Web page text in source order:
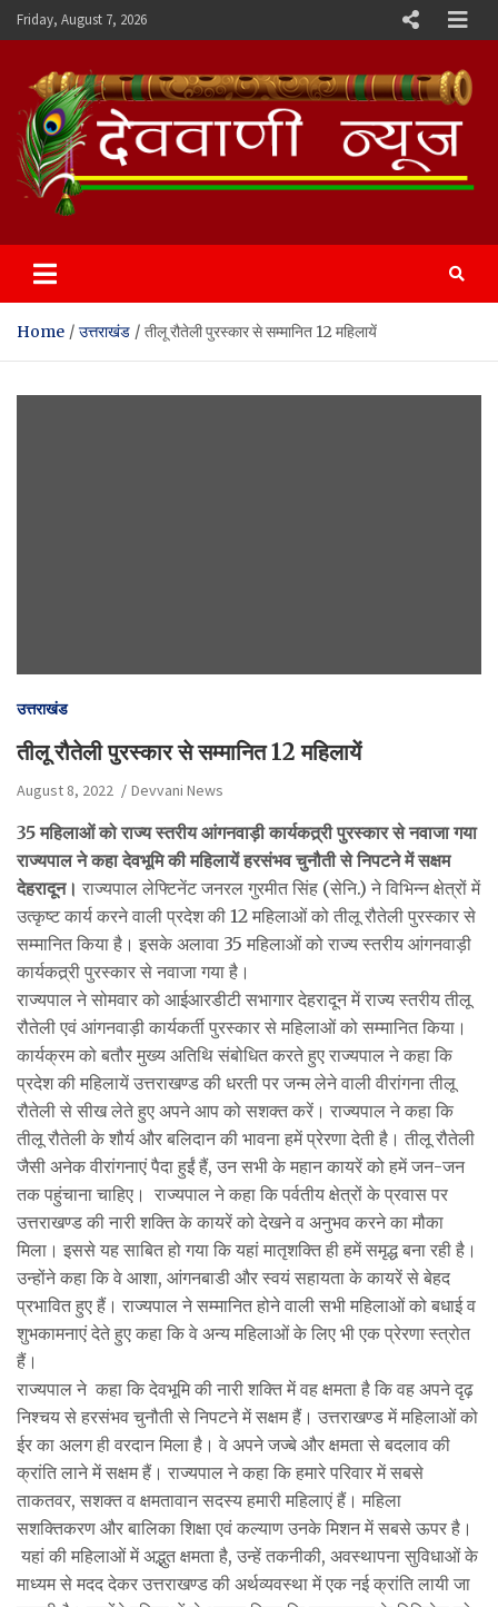
Skip
to
Friday, August 7, 2026
Devvani News Portal
Home उत्तराखंड तीलू रौतेली पुरस्कार से सम्मानित 12 महिलायें
उत्तराखंड
तीलू रौतेली पुरस्कार से सम्मानित 12 महिलायें
August 8, 2022 Devvani News
35 महिलाओं को राज्य स्तरीय आंगनवाड़ी कार्यकत्र्री पुरस्कार से नवाजा गया
राज्यपाल ने कहा देवभूमि की महिलायें हरसंभव चुनौती से निपटने में सक्षम
देहरादून। राज्यपाल लेफ्टिनेंट जनरल गुरमीत सिंह (सेनि.) ने विभिन्न क्षेत्रों में
उत्कृष्ट कार्य करने वाली प्रदेश की 12 महिलाओं को तीलू रौतेली पुरस्कार से
सम्मानित किया है। इसके अलावा 35 महिलाओं को राज्य स्तरीय आंगनवाड़ी
कार्यकत्र्री पुरस्कार से नवाजा गया है।
राज्यपाल ने सोमवार को आईआरडीटी सभागार देहरादून में राज्य स्तरीय तीलू
रौतेली एवं आंगनवाड़ी कार्यकर्ती पुरस्कार से महिलाओं को सम्मानित किया।
कार्यक्रम को बतौर मुख्य अतिथि संबोधित करते हुए राज्यपाल ने कहा कि
प्रदेश की महिलायें उत्तराखण्ड की धरती पर जन्म लेने वाली वीरांगना तीलू
रौतेली से सीख लेते हुए अपने आप को सशक्त करें। राज्यपाल ने कहा कि
तीलू रौतेली के शौर्य और बलिदान की भावना हमें प्रेरणा देती है। तीलू रौतेली
जैसी अनेक वीरांगनाएं पैदा हुईं हैं, उन सभी के महान कायरें को हमें जन-जन
तक पहुंचाना चाहिए। राज्यपाल ने कहा कि पर्वतीय क्षेत्रों के प्रवास पर
उत्तराखण्ड की नारी शक्ति के कायरें को देखने व अनुभव करने का मौका
मिला। इससे यह साबित हो गया कि यहां मातृशक्ति ही हमें समृद्ध बना रही है।
उन्होंने कहा कि वे आशा, आंगनबाडी और स्वयं सहायता के कायरें से बेहद
प्रभावित हुए हैं। राज्यपाल ने सम्मानित होने वाली सभी महिलाओं को बधाई व
शुभकामनाएं देते हुए कहा कि वे अन्य महिलाओं के लिए भी एक प्रेरणा स्त्रोत
हैं।
राज्यपाल ने कहा कि देवभूमि की नारी शक्ति में वह क्षमता है कि वह अपने दृढ़
निश्चय से हरसंभव चुनौती से निपटने में सक्षम हैं। उत्तराखण्ड में महिलाओं को
ईर का अलग ही वरदान मिला है। वे अपने जज्बे और क्षमता से बदलाव की
क्रांति लाने में सक्षम हैं। राज्यपाल ने कहा कि हमारे परिवार में सबसे
ताकतवर, सशक्त व क्षमतावान सदस्य हमारी महिलाएं हैं। महिला
सशक्तिकरण और बालिका शिक्षा एवं कल्याण उनके मिशन में सबसे ऊपर है।
यहां की महिलाओं में अद्भुत क्षमता है, उन्हें तकनीकी, अवस्थापना सुविधाओं के
माध्यम से मदद देकर उत्तराखण्ड की अर्थव्यवस्था में एक नई क्रांति लायी जा